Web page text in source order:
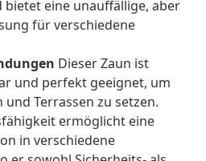
eine unauffällige, aber
für verschiedene
Dieser Zaun ist
und perfekt geeignet, um
und Terrassen zu setzen.
ermöglicht eine
in verschiedene